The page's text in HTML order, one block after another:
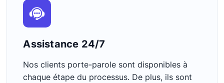
Assistance 24/7
Nos clients porte-parole sont disponibles à
chaque étape du processus. De plus, ils sont